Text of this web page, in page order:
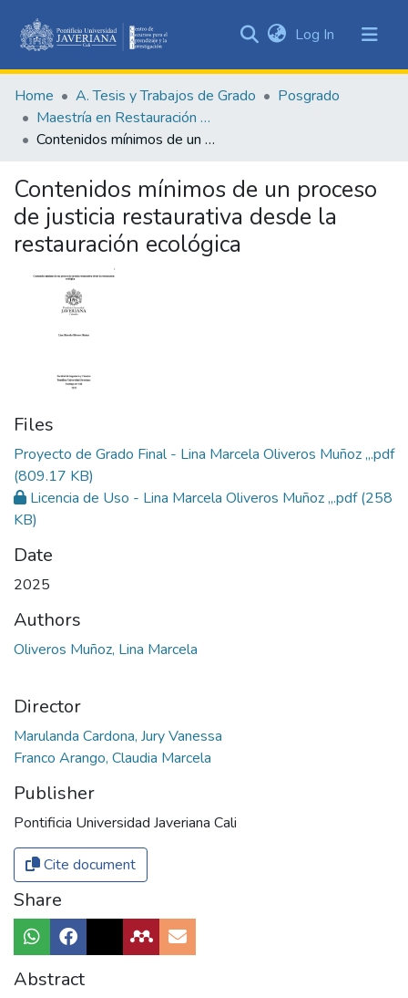
&
Collections
Statistics
Log In (current)
Home A. Tesis y Trabajos de Grado
Posgrado
Maestría en Restauración Ecológica
Contenidos mínimos de un proceso de justicia restaurativa desde la restauración ecológica
Contenidos mínimos de un proceso
de justicia restaurativa desde la
restauración ecológica
Files
Proyecto de Grado Final - Lina Marcela Oliveros Muñoz ,,.pdf
(809.17 KB)
Licencia de Uso - Lina Marcela Oliveros Muñoz ,,.pdf(258
KB)
Date
2025
Authors
Oliveros Muñoz, Lina Marcela
Director
Marulanda Cardona, Jury Vanessa
Franco Arango, Claudia Marcela
Publisher
Pontificia Universidad Javeriana Cali
Cite document
Share
Abstract